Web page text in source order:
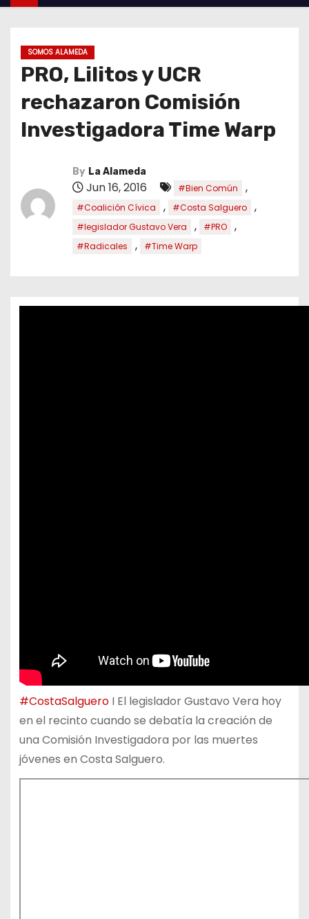
SOMOS ALAMEDA
PRO, Lilitos y UCR
rechazaron Comisión
Investigadora Time Warp
By La Alameda
Jun 16, 2016 #Bien Común ,
#Coalición Cívica , #Costa Salguero ,
#legislador Gustavo Vera , #PRO ,
#Radicales , #Time Warp
‪#‎CostaSalgueroI El legislador Gustavo Vera hoy
en el recinto cuando se debatía la creación de
una Comisión Investigadora por las muertes
jóvenes en Costa Salguero.